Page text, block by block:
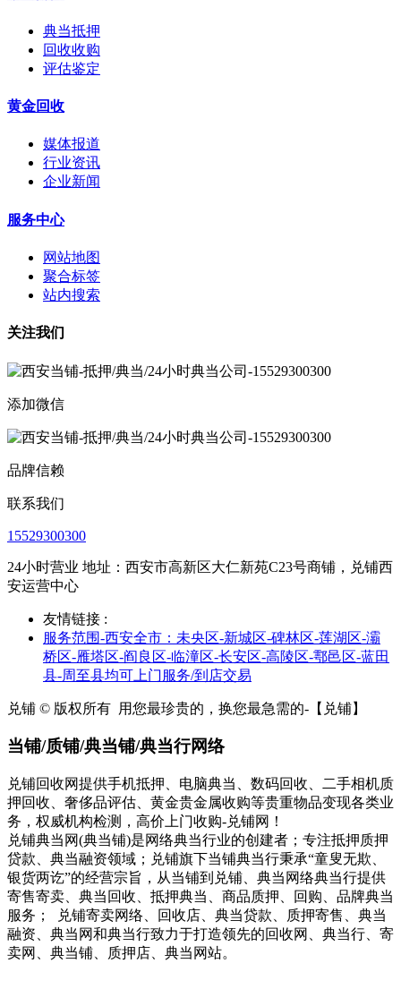
典当抵押
回收收购
评估鉴定
黄金回收
媒体报道
行业资讯
企业新闻
服务中心
网站地图
聚合标签
站内搜索
关注我们
添加微信
品牌信赖
联系我们
15529300300
24小时营业 地址：西安市高新区大仁新苑C23号商铺，兑铺西
安运营中心
友情链接 :
服务范围-西安全市：未央区-新城区-碑林区-莲湖区-灞
桥区-雁塔区-阎良区-临潼区-长安区-高陵区-鄠邑区-蓝田
县-周至县均可上门服务/到店交易
兑铺 © 版权所有 用您最珍贵的，换您最急需的-【兑铺】
当铺/质铺/典当铺/典当行网络
兑铺回收网提供手机抵押、电脑典当、数码回收、二手相机质
押回收、奢侈品评估、黄金贵金属收购等贵重物品变现各类业
务，权威机构检测，高价上门收购-兑铺网！
兑铺典当网(典当铺)是网络典当行业的创建者；专注抵押质押
贷款、典当融资领域；兑铺旗下当铺典当行秉承“童叟无欺、
银货两讫”的经营宗旨，从当铺到兑铺、典当网络典当行提供
寄售寄卖、典当回收、抵押典当、商品质押、回购、品牌典当
服务； 兑铺寄卖网络、回收店、典当贷款、质押寄售、典当
融资、典当网和典当行致力于打造领先的回收网、典当行、寄
卖网、典当铺、质押店、典当网站。